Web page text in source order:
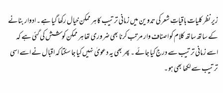
زیر نظر کلیات باقیاتِ شعر کی تدوین میں زمانی ترتیب کا ہر ممکن خیال رکھا گیا ہے ۔ ادوار بنانے
کے ساتھ ساتھ کلام کو اصناف وار مرتب کرنا بھی ضروری تھا ہر ممکن کوشش کی گئی ہے کہ
اسے زمانی ترتیب سے درج کیا جائے ۔ پھر بھی یہ دعویٰ نہیں کیا جا سکتا کہ اقبال نے اسے اسی
ترتیب سے لکھا بھی ہو ۔